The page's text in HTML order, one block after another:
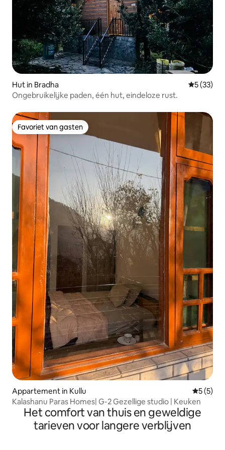
Hut in Bradha
5 (33)
Ongebruikelijke paden, één hut, eindeloze rust.
Favoriet van gasten
Favoriet van gasten
Appartement in Kullu
5 (5)
Kalashanu Paras Homes| G-2 Gezellige studio | Keuken
Het comfort van thuis en geweldige
tarieven voor langere verblijven